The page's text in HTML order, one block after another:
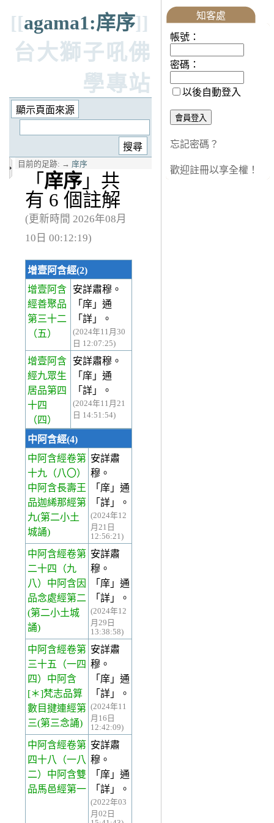
[[agama1:庠序]]
台大獅子吼佛
學專站
目前的足跡: → 庠序
「 庠序 」共
有 6 個註解
(更新時間 2026年08月
10日 00:12:19)
增壹阿含經(2)
增壹阿含
經善聚品
第三十二
（五）
安詳肅穆。
「庠」通
「詳」。
(2024年11月30
日 12:07:25)
增壹阿含
經九眾生
居品第四
十四
（四）
安詳肅穆。
「庠」通
「詳」。
(2024年11月21
日 14:51:54)
中阿含經(4)
中阿含經卷第
十九 （八〇）
中阿含長壽王
品迦絺那經第
九(第二小土
城誦)
安詳肅
穆。
「庠」通
「詳」。
(2024年12
月21日
12:56:21)
中阿含經卷第
二十四
（九
八）中阿含因
品念處經第二
(第二小土城
誦)
安詳肅
穆。
「庠」通
「詳」。
(2024年12
月29日
13:38:58)
中阿含經卷第
三十五
（一四
四）中阿含
[＊]梵志品算
數目揵連經第
三(第三念誦)
安詳肅
穆。
「庠」通
「詳」。
(2024年11
月16日
12:42:09)
中阿含經卷第
四十八
（一八
二）中阿含雙
品馬邑經第一
安詳肅
穆。
「庠」通
「詳」。
(2022年03
月02日
知客處
帳號：
密碼：
以後自動登入
忘記密碼？
歡迎註冊以享全權！